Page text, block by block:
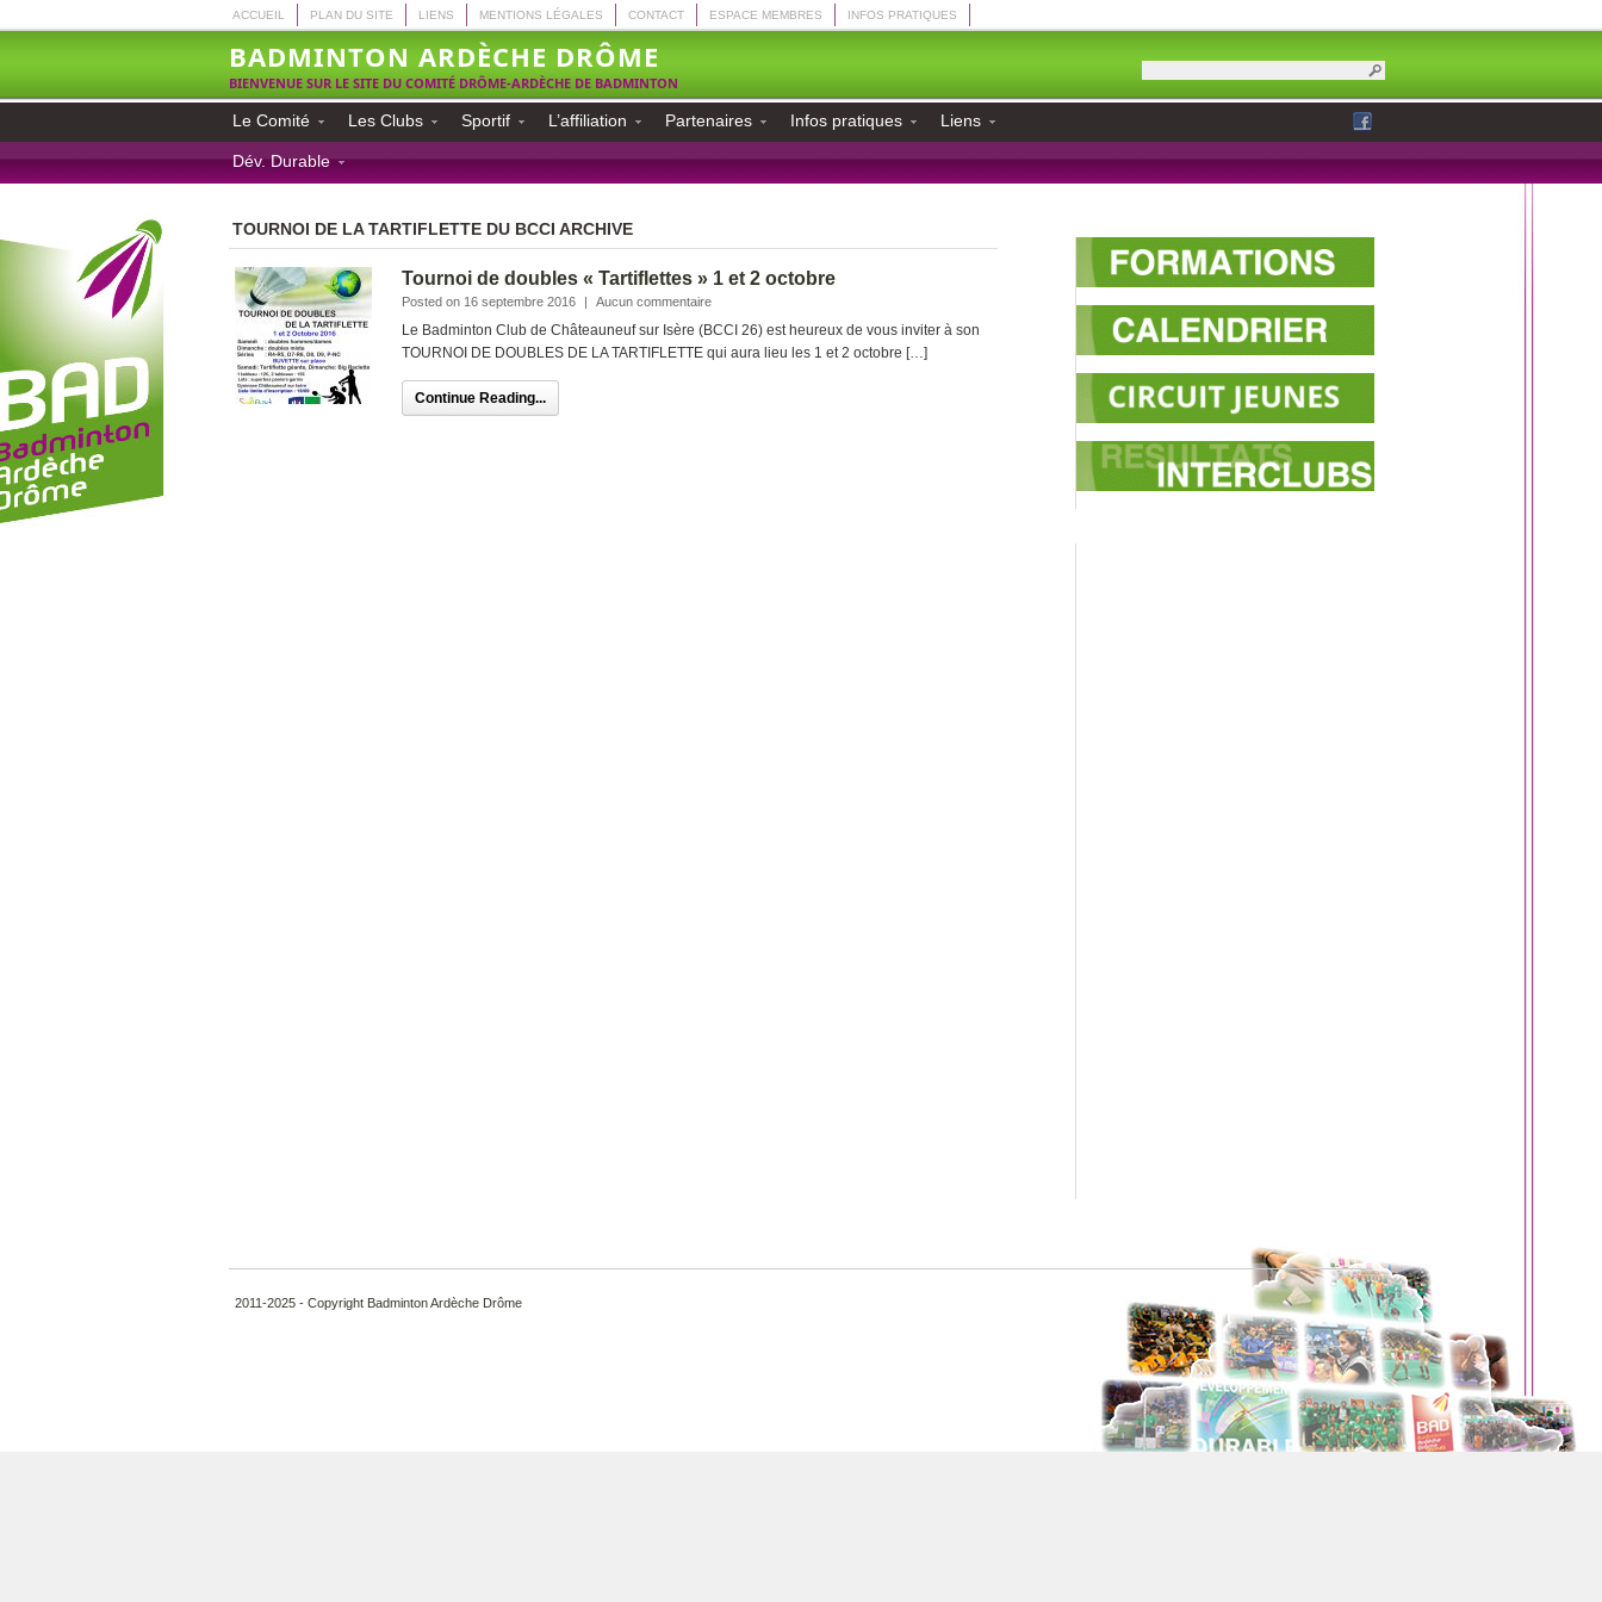
ACCUEIL PLAN DU SITE LIENS MENTIONS LÉGALES CONTACT ESPACE MEMBRES INFOS PRATIQUES
BADMINTON ARDÈCHE DRÔME
BIENVENUE SUR LE SITE DU COMITÉ DRÔME-ARDÈCHE DE BADMINTON
Le Comité Les Clubs Sportif L’affiliation Partenaires Infos pratiques Liens
Dév. Durable
TOURNOI DE LA TARTIFLETTE DU BCCI ARCHIVE
Tournoi de doubles « Tartiflettes » 1 et 2 octobre
Posted on 16 septembre 2016 | Aucun commentaire
Le Badminton Club de Châteauneuf sur Isère (BCCI 26) est heureux de vous inviter à son
TOURNOI DE DOUBLES DE LA TARTIFLETTE qui aura lieu les 1 et 2 octobre […]
Continue Reading...
2011-2025 - Copyright Badminton Ardèche Drôme